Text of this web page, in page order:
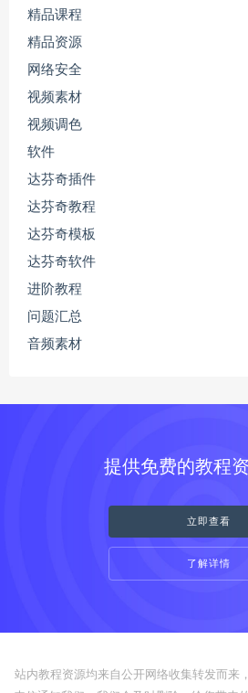
精品课程
精品资源
网络安全
视频素材
视频调色
软件
达芬奇插件
达芬奇教程
达芬奇模板
达芬奇软件
进阶教程
问题汇总
音频素材
提供免费的教程
立即查看
了解详情
站内教程资源均来自公开网络收集转发而来